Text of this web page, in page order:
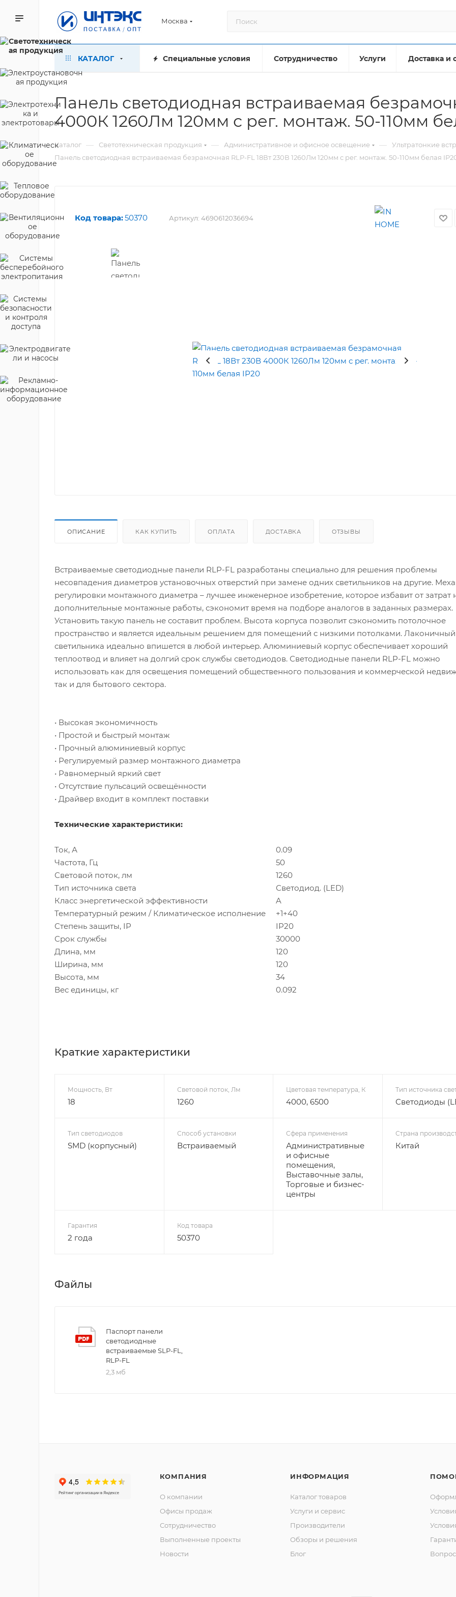
Москва
КАТАЛОГ Специальные условия Сотрудничество Услуги Доставка и
Панель светодиодная встраиваемая
4000К 1260Лм 120мм с рег. монтаж. 50-110мм
Каталог — Светотехническая продукция — Административное и офисное освещение — Ультратонкие
Панель светодиодная встраиваемая безрамочная RLP-FL 18Вт 230В 1260Лм 120мм с рег. монтаж. 50-110мм белая
Код товара:50370 Артикул: 4690612036694
ОПИСАНИЕ КАК КУПИТЬ ОПЛАТА ДОСТАВКА ОТЗЫВЫ
Встраиваемые светодиодные панели RLP-FL разработаны специально для решения проблемы
несовпадения диаметров установочных отверстий при замене одних светильников на другие.
регулировки монтажного диаметра – лучшее инженерное изобретение, которое избавит от затрат
дополнительные монтажные работы, сэкономит время на подборе аналогов в заданных размерах.
Установить такую панель не составит проблем. Высота корпуса позволит сэкономить потолочное
пространство и является идеальным решением для помещений с низкими потолками.
светильника идеально впишется в любой интерьер. Алюминиевый корпус обеспечивает хороший
теплоотвод и влияет на долгий срок службы светодиодов. Светодиодные панели RLP-FL можно
использовать как для освещения помещений общественного пользования и коммерческой
так и для бытового сектора.
• Высокая экономичность
• Простой и быстрый монтаж
• Прочный алюминиевый корпус
• Регулируемый размер монтажного диаметра
• Равномерный яркий свет
• Отсутствие пульсаций освещённости
• Драйвер входит в комплект поставки
Технические характеристики:
Ток, А
0.09
Частота, Гц
50
Световой поток, лм
1260
Тип источника света
Светодиод. (LED)
Класс энергетической эффективности
A
Температурный режим / Климатическое исполнение +1+40
Степень защиты, IP
IP20
Срок службы
30000
Длина, мм
120
Ширина, мм
120
Высота, мм
34
Вес единицы, кг
0.092
Краткие характеристики
Мощность, Вт
18
Световой поток, Лм
1260
Цветовая температура, К
4000, 6500
Тип источника
Светодиоды
Тип светодиодов
SMD (корпусный)
Способ установки
Встраиваемый
Сфера применения
Административные
и офисные
помещения,
Выставочные залы,
Торговые и бизнес-
центры
Страна
Китай
Гарантия
2 года
Код товара
50370
Файлы
Паспорт панели
светодиодные
встраиваемые SLP-FL,
RLP-FL
2,3 мб
КОМПАНИЯ
О компании
Офисы продаж
Сотрудничество
Выполненные проекты
Новости
ИНФОРМАЦИЯ
Каталог товаров
Услуги и сервис
Производители
Обзоры и решения
Блог